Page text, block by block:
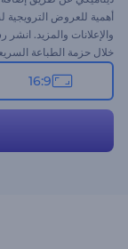
أهمية للعروض الترويجية
والإعلانات والمزيد.
خلال حزمة الطباعة
16:9